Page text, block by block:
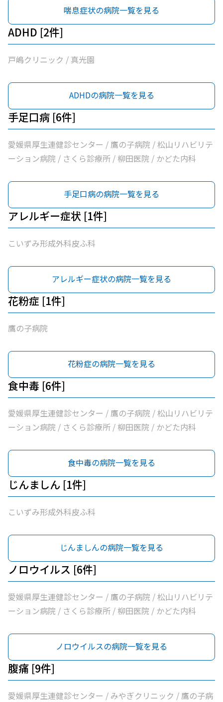
喘息症状の病院一覧を見る
ADHD [2件]
戸嶋クリニック / 真光園
ADHDの病院一覧を見る
手足口病 [6件]
愛媛県厚生連健診センター / 鷹の子病院 / 松山リハビリテ
ーション病院 / さくら診療所 / 柳田医院 / かどた内科
手足口病の病院一覧を見る
アレルギー症状 [1件]
こいずみ形成外科皮ふ科
アレルギー症状の病院一覧を見る
花粉症 [1件]
鷹の子病院
花粉症の病院一覧を見る
食中毒 [6件]
愛媛県厚生連健診センター / 鷹の子病院 / 松山リハビリテ
ーション病院 / さくら診療所 / 柳田医院 / かどた内科
食中毒の病院一覧を見る
じんましん [1件]
こいずみ形成外科皮ふ科
じんましんの病院一覧を見る
ノロウイルス [6件]
愛媛県厚生連健診センター / 鷹の子病院 / 松山リハビリテ
ーション病院 / さくら診療所 / 柳田医院 / かどた内科
ノロウイルスの病院一覧を見る
腹痛 [9件]
愛媛県厚生連健診センター / みやぎクリニック / 鷹の子病